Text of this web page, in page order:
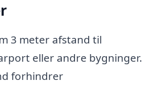
3 meter afstand til
eller andre bygninger.
forhindrer